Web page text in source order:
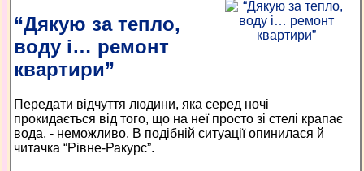
“Дякую за тепло,
воду і… ремонт
квартири”
Передати відчуття людини, яка серед ночі
прокидається від того, що на неї просто зі стелі крапає
вода, - неможливо. В подібній ситуації опинилася й
читачка “Рівне-Ракурс”.